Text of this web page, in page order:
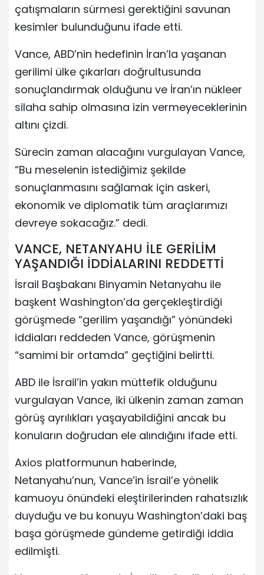
çatışmaların sürmesi gerektiğini savunan
kesimler bulunduğunu ifade etti.
Vance, ABD’nin hedefinin İran’la yaşanan
gerilimi ülke çıkarları doğrultusunda
sonuçlandırmak olduğunu ve İran’ın nükleer
silaha sahip olmasına izin vermeyeceklerinin
altını çizdi.
Sürecin zaman alacağını vurgulayan Vance,
“Bu meselenin istediğimiz şekilde
sonuçlanmasını sağlamak için askeri,
ekonomik ve diplomatik tüm araçlarımızı
devreye sokacağız.” dedi.
VANCE, NETANYAHU İLE GERİLİM
YAŞANDIĞI İDDİALARINI REDDETTİ
İsrail Başbakanı Binyamin Netanyahu ile
başkent Washington’da gerçekleştirdiği
görüşmede “gerilim yaşandığı” yönündeki
iddiaları reddeden Vance, görüşmenin
“samimi bir ortamda” geçtiğini belirtti.
ABD ile İsrail’in yakın müttefik olduğunu
vurgulayan Vance, iki ülkenin zaman zaman
görüş ayrılıkları yaşayabildiğini ancak bu
konuların doğrudan ele alındığını ifade etti.
Axios platformunun haberinde,
Netanyahu’nun, Vance’in İsrail’e yönelik
kamuoyu önündeki eleştirilerinden rahatsızlık
duyduğu ve bu konuyu Washington’daki baş
başa görüşmede gündeme getirdiği iddia
edilmişti.